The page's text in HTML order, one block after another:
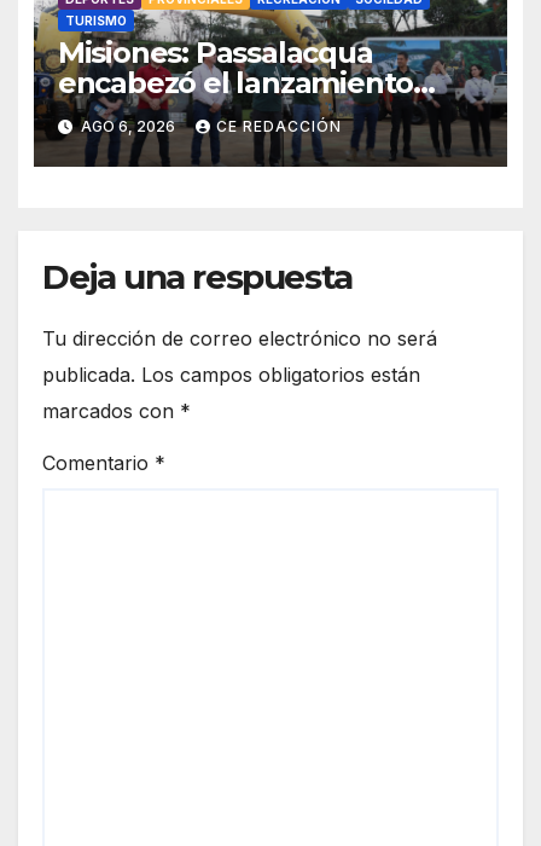
TURISMO
Misiones: Passalacqua
encabezó el lanzamiento
provincial del 19° Jeep Fest y
llamó a vivir la experiencia en
San Vicente
AGO 6, 2026 CE REDACCIÓN
Deja una respuesta
Tu dirección de correo electrónico no será
publicada. Los campos obligatorios están
marcados con *
Comentario *